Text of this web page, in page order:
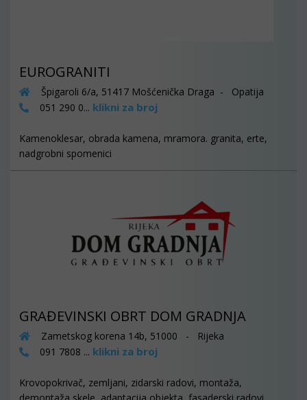
EUROGRANITI
Špigaroli 6/a, 51417 Mošćenička Draga - Opatija
051 290 0... klikni za broj
Kamenoklesar, obrada kamena, mramora. granita, erte,
nadgrobni spomenici
GRAĐEVINSKI OBRT DOM GRADNJA
Zametskog korena 14b, 51000 - Rijeka
091 7808 ... klikni za broj
Krovopokrivač, zemljani, zidarski radovi, montaža,